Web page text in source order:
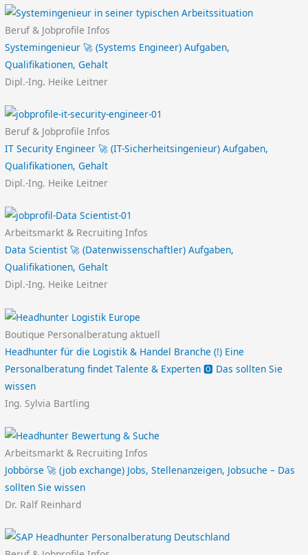
Beruf & Jobprofile Infos
Systemingenieur 🚀 (Systems Engineer) Aufgaben,
Qualifikationen, Gehalt
Dipl.-Ing. Heike Leitner
Beruf & Jobprofile Infos
IT Security Engineer 🚀 (IT-Sicherheitsingenieur) Aufgaben,
Qualifikationen, Gehalt
Dipl.-Ing. Heike Leitner
Arbeitsmarkt & Recruiting Infos
Data Scientist 🚀 (Datenwissenschaftler) Aufgaben,
Qualifikationen, Gehalt
Dipl.-Ing. Heike Leitner
Boutique Personalberatung aktuell
Headhunter für die Logistik & Handel Branche (!) Eine
Personalberatung findet Talente & Experten 🅾️ Das sollten Sie
wissen
Ing. Sylvia Bartling
Arbeitsmarkt & Recruiting Infos
Jobbörse 🚀 (job exchange) Jobs, Stellenanzeigen, Jobsuche – Das
sollten Sie wissen
Dr. Ralf Reinhard